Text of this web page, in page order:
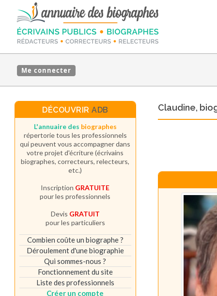
Me connecter
Claudine,
DÉCOUVRIRADB
L'annuaire des biographes
répertorie tous les professionnels
qui peuvent vous accompagner dans
votre projet d'écriture (écrivains
biographes, correcteurs, relecteurs,
etc.)
Inscription GRATUITE
pour les professionnels
Devis GRATUIT
pour les particuliers
Combien coûte un biographe ?
Déroulement d'une biographie
Qui sommes-nous ?
Fonctionnement du site
Liste des professionnels
Créer un compte